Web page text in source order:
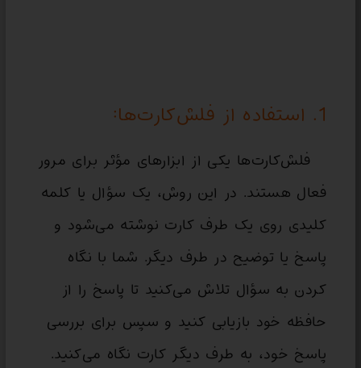
1. استفاده از فلش‌کارت‌ها:
فلش‌کارت‌ها یکی از ابزارهای مؤثر برای مرور
فعال هستند. در این روش، یک سؤال یا کلمه
کلیدی روی یک طرف کارت نوشته می‌شود و
پاسخ یا توضیح در طرف دیگر. شما با نگاه
کردن به سؤال تلاش می‌کنید تا پاسخ را از
حافظه خود بازیابی کنید و سپس برای بررسی
پاسخ خود، به طرف دیگر کارت نگاه می‌کنید.